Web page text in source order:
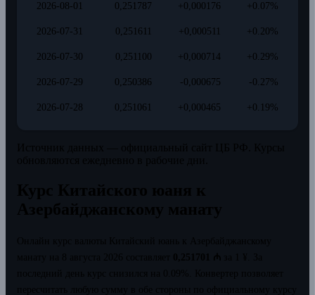
2026-08-01 0,251787 +0,000176 +0.07%
2026-07-31 0,251611 +0,000511 +0.20%
2026-07-30 0,251100 +0,000714 +0.29%
2026-07-29 0,250386 -0,000675 -0.27%
2026-07-28 0,251061 +0,000465 +0.19%